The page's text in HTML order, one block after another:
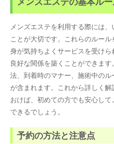
メンズエステを利用する際には
ことが大切です。これらのルー
身が気持ちよくサービスを受け
良好な関係を築くことができま
法、到着時のマナー、施術中の
が含まれます。これから詳しく
おけば、初めての方でも安心し
できるでしょう。
予約の方法と注意点